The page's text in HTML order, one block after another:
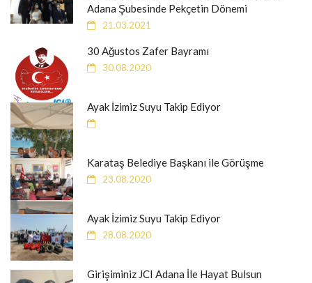
Adana Şubesinde Pekçetin Dönemi
21.03.2021
30 Ağustos Zafer Bayramı
30.08.2020
Ayak İzimiz Suyu Takip Ediyor
Karataş Belediye Başkanı ile Görüşme
23.08.2020
Ayak İzimiz Suyu Takip Ediyor
28.08.2020
Girişiminiz JCI Adana İle Hayat Bulsun